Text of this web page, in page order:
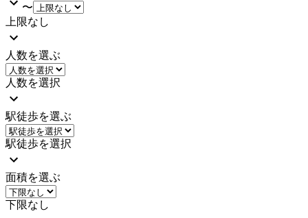
〜
上限なし
人数を選ぶ
人数を選択
駅徒歩を選ぶ
駅徒歩を選択
面積を選ぶ
下限なし